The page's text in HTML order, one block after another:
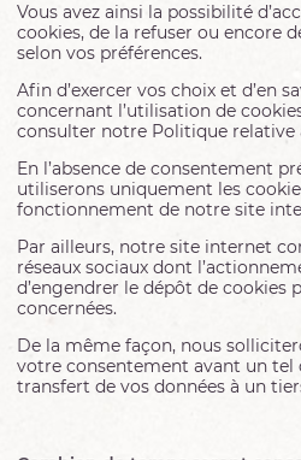
Vous avez ainsi la possibilité
cookies, de la refuser ou encore
selon vos préférences.
Afin d’exercer vos choix et d’en
concernant l’utilisation de
consulter notre Politique relative
En l’absence de consentement
utiliserons uniquement les
fonctionnement de notre site
Par ailleurs, notre site internet
réseaux sociaux dont
d’engendrer le dépôt de cookies
concernées.
De la même façon, nous
votre consentement avant un tel
transfert de vos données à un